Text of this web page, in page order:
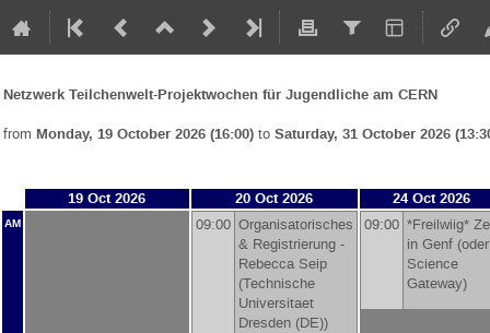
Netzwerk Teilchenwelt-Projektwochen für Jugendliche am CERN
from Monday, 19 October 2026 (16:00) to Saturday, 31 October 2026
19 Oct 2026 20 Oct 2026 24 Oct 2026
AM 09:00 Organisatorisches
& Registrierung -
Rebecca Seip
(Technische
Universitaet
Dresden (DE))
09:00 *Freilwiig*
in Genf (oder
Science
Gateway)